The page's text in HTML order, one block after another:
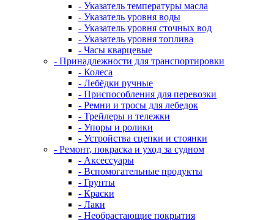
- Указатель температуры масла
- Указатель уровня воды
- Указатель уровня сточных вод
- Указатель уровня топлива
- Часы кварцевые
- Принадлежности для транспортировки
- Колеса
- Лебёдки ручные
- Приспособления для перевозки
- Ремни и тросы для лебедок
- Трейлеры и тележки
- Упоры и ролики
- Устройства сцепки и стоянки
- Ремонт, покраска и уход за судном
- Аксессуары
- Вспомогательные продукты
- Грунты
- Краски
- Лаки
- Необрастающие покрытия